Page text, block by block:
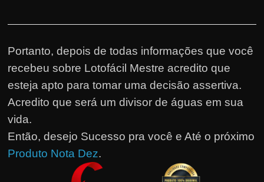
Portanto, depois de todas informações que você
recebeu sobre Lotofácil Mestre acredito que
esteja apto para tomar uma decisão assertiva.
Acredito que será um divisor de águas em sua
vida.
Então, desejo Sucesso pra você e Até o próximo
Produto Nota Dez.